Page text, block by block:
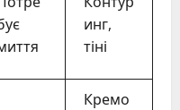
инг,
тіні
Кремо